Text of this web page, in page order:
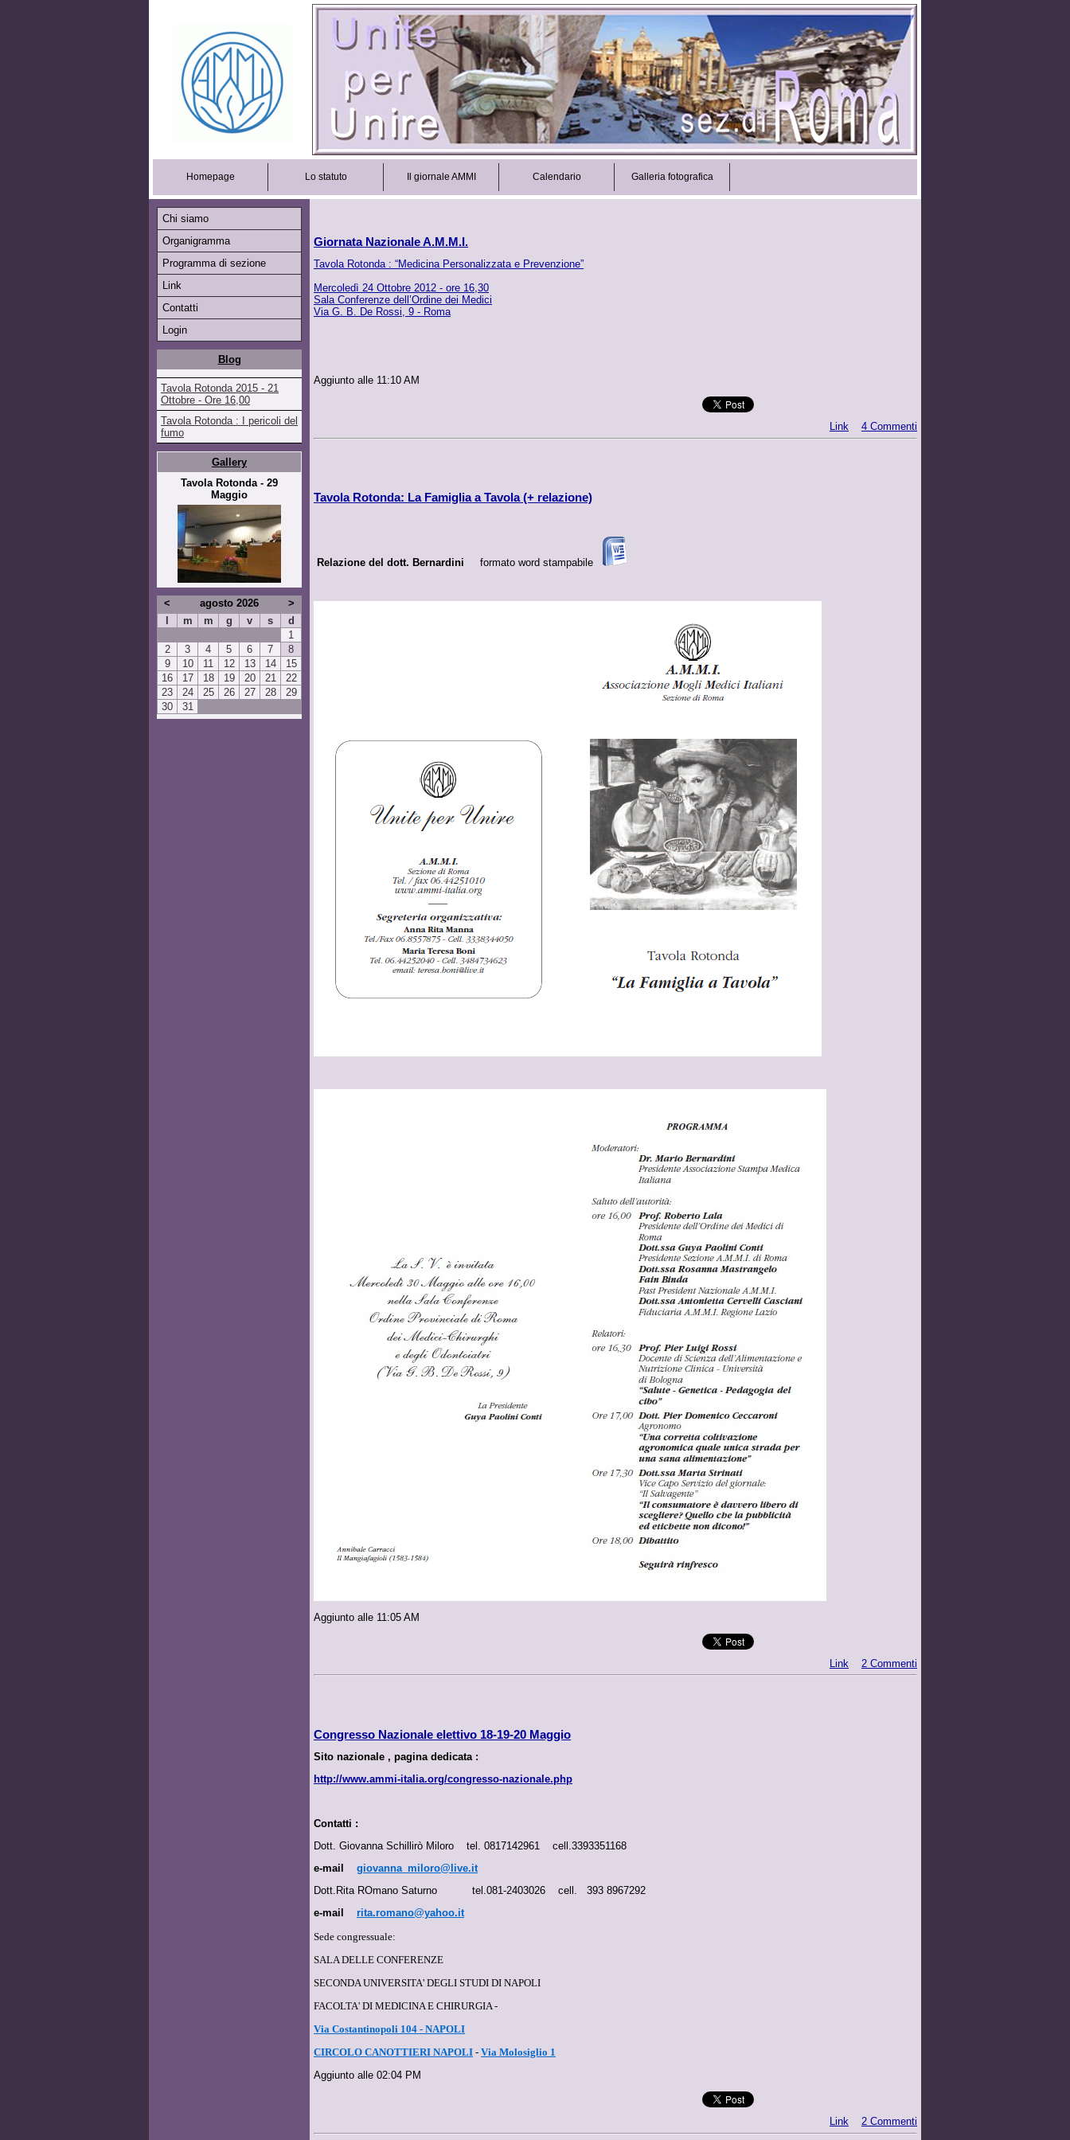
Homepage Lo statuto Il giornale AMMI Calendario Galleria fotografica
Chi siamo
Organigramma
Programma di sezione
Link
Contatti
Login
Blog
Tavola Rotonda 2015 - 21
Ottobre - Ore 16,00
Tavola Rotonda : I pericoli del
fumo
Gallery
Tavola Rotonda - 29
Maggio
< agosto 2026
>
m m g v s
d
1
2
3 4 5 6 7
8
9
10 11 12 13 14
15
16
17 18 19 20 21
22
23
24 25 26 27 28
29
30
31
Giornata Nazionale A.M.M.I.
Tavola Rotonda : “Medicina Personalizzata e Prevenzione”
Mercoledì 24 Ottobre 2012 - ore 16,30
Sala Conferenze dell’Ordine dei Medici
Via G. B. De Rossi, 9 - Roma
Aggiunto alle 11:10 AM
Link 4 Commenti
Tavola Rotonda: La Famiglia a Tavola (+ relazione)
Relazione del dott. Bernardini formato word stampabile
Aggiunto alle 11:05 AM
Link 2 Commenti
Congresso Nazionale elettivo 18-19-20 Maggio
Sito nazionale , pagina dedicata :
http://www.ammi-italia.org/congresso-nazionale.php
Contatti :
Dott. Giovanna Schillirò Miloro tel. 0817142961 cell.3393351168
e-mail giovanna_miloro@live.it
Dott.Rita ROmano Saturno tel.081-2403026 cell. 393 8967292
e-mail rita.romano@yahoo.it
Sede congressuale:
SALA DELLE CONFERENZE
SECONDA UNIVERSITA' DEGLI STUDI DI NAPOLI
FACOLTA' DI MEDICINA E CHIRURGIA -
Via Costantinopoli 104 - NAPOLI
CIRCOLO CANOTTIERI NAPOLI - Via Molosiglio 1
Aggiunto alle 02:04 PM
Link 2 Commenti